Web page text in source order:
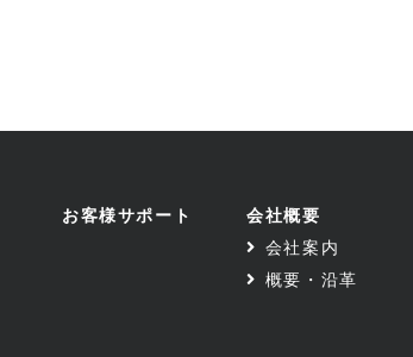
お客様サポート 会社概要
会社案内
概要・沿革